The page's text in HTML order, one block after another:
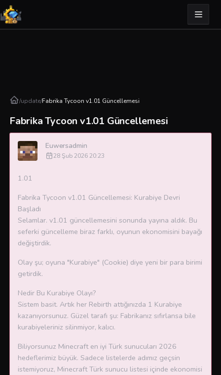
/update/Fabrika Tycoon v1.01 Güncellemesi
Fabrika Tycoon v1.01 Güncellemesi
Euwersadmin
28 Şub 2026 20:23
1.01
Fabrika Tycoon v1.01 Güncellemesi: Kurabiye Devri
Başladı
Selamlar. v1.01 güncellemesini sonunda yayına aldık. Bu
seferki güncelleme biraz farklı, oyunun ekonomisini bayağı
değiştirdik.
Olay şu; oyuna "Kurabiye" (Cookie) diye yeni bir para birimi
getirdik.
Nedir Bu Kurabiye Olayı?
Sistem basit. Artık her Rebirth attığınızda 1 Kurabiye
kazanıyorsunuz. Güzel tarafı şu: Fabrikanız sıfırlansa bile
kurabiyeleriniz silinmiyor, kalıcı.
Biliyorsunuz Minecraft en iyi Türk sunucuları 2026
hedeflerimiz büyük. Sadece listelerde adımız geçsin
istemiyoruz, Minecraft Türk sunucu listesi içinde ekonomisi